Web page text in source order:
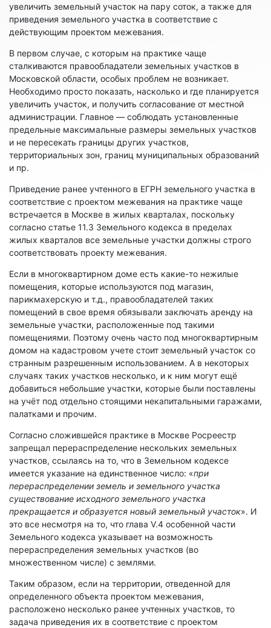
увеличить земельный участок на пару соток, а также для
приведения земельного участка в соответствие с
действующим проектом межевания.
В первом случае, с которым на практике чаще
сталкиваются правообладатели земельных участков в
Московской области, особых проблем не возникает.
Необходимо просто показать, насколько и где планируется
увеличить участок, и получить согласование от местной
администрации. Главное — соблюдать установленные
предельные максимальные размеры земельных участков
и не пересекать границы других участков,
территориальных зон, границ муниципальных образований
и пр.
Приведение ранее учтенного в ЕГРН земельного участка в
соответствие с проектом межевания на практике чаще
встречается в Москве в жилых кварталах, поскольку
согласно статье 11.3 Земельного кодекса в пределах
жилых кварталов все земельные участки должны строго
соответствовать проекту межевания.
Если в многоквартирном доме есть какие-то нежилые
помещения, которые используются под магазин,
парикмахерскую и т.д., правообладателей таких
помещений в свое время обязывали заключать аренду на
земельные участки, расположенные под такими
помещениями. Поэтому очень часто под многоквартирным
домом на кадастровом учете стоит земельный участок со
странным разрешенным использованием. А в некоторых
случаях таких участков несколько, и к ним могут ещё
добавиться небольшие участки, которые были поставлены
на учёт под отдельно стоящими некапитальными гаражами,
палатками и прочим.
Согласно сложившейся практике в Москве Росреестр
запрещал перераспределение нескольких земельных
участков, ссылаясь на то, что в Земельном кодексе
имеется указание на единственное число: «при
перераспределении земель и земельного участка
существование исходного земельного участка
прекращается и образуется новый земельный участок». И
это все несмотря на то, что глава V.4 особенной части
Земельного кодекса указывает на возможность
перераспределения земельных участков (во
множественном числе) с землями.
Таким образом, если на территории, отведенной для
определенного объекта проектом межевания,
расположено несколько ранее учтенных участков, то
задача приведения их в соответствие с проектом